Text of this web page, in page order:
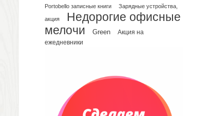
Сумки и Рюкзаки
Сумки для планшетов и ноутбуков
Рюкзаки
Несессеры и косметички
Сумки спортивные
Portobello записные книги
Зарядные устройства,
акция
Недорогие офисные
мелочи
Green
Акция на
ежедневники